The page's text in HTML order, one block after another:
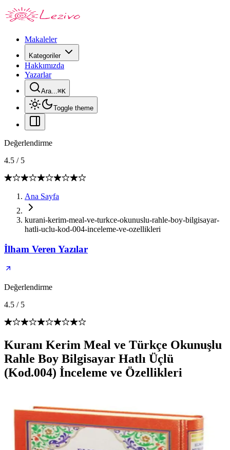
Makaleler
Kategoriler
Hakkımızda
Yazarlar
Ara...⌘K
Toggle theme
Değerlendirme
4.5 / 5
Ana Sayfa
kurani-kerim-meal-ve-turkce-okunuslu-rahle-boy-bilgisayar-
hatli-uclu-kod-004-inceleme-ve-ozellikleri
İlham Veren Yazılar
Değerlendirme
4.5 / 5
Kuranı Kerim Meal ve Türkçe Okunuşlu
Rahle Boy Bilgisayar Hatlı Üçlü
(Kod.004) İnceleme ve Özellikleri